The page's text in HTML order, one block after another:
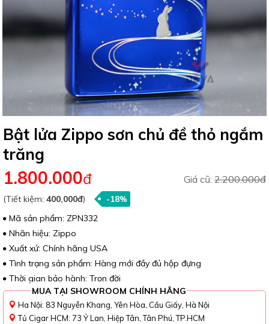
Bật lửa Zippo sơn chủ đề thỏ ngắm
trăng
Giá cũ: 2.200.000đ
1.800.000đ
(Tiết kiệm: 400,000đ) -18%
Mã sản phẩm: ZPN332
Nhãn hiệu: Zippo
Xuất xứ: Chính hãng USA
Tình trạng sản phẩm: Hàng mới đầy đủ hộp đựng
Thời gian bảo hành: Trọn đời
MUA TẠI SHOWROOM CHÍNH HÃNG
Ha Nội: 83 Nguyễn Khang, Yên Hòa, Cầu Giấy, Hà Nội
Tủ Cigar HCM: 73 Ỷ Lan, Hiệp Tân, Tân Phú, TP.HCM